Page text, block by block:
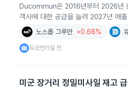
Ducommun은 2016년부터 2026년
객사에 대한 공급을 늘려 2027년 매
노스롭 그루만 +0.68%
듀코먼 |1일 전
미군 장거리 정밀미사일 재고